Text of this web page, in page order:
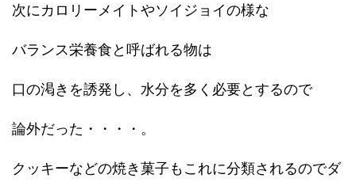
次にカロリーメイトやソイジョイの様な
バランス栄養食と呼ばれる物は
口の渇きを誘発し、水分を多く必要とするので
論外だった・・・・。
クッキーなどの焼き菓子もこれに分類されるのでダ